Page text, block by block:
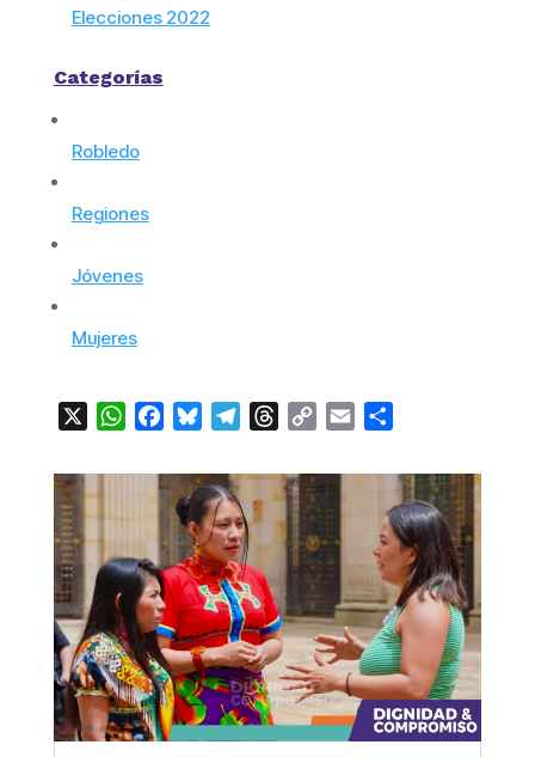
Elecciones 2022
Categorías
Robledo
Regiones
Jóvenes
Mujeres
WhatsApp
FacebookBlueskyTelegramThreads
Copy Email